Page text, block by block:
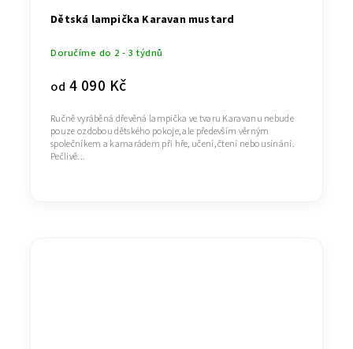
Dětská lampička Karavan mustard
Doručíme do 2 - 3 týdnů
od 4 090 Kč
Ručně vyráběná dřevěná lampička ve tvaru Karavanu nebude
pouze ozdobou dětského pokoje, ale především věrným
společníkem a kamarádem při hře, učení, čtení nebo usínání.
Pečlivě...